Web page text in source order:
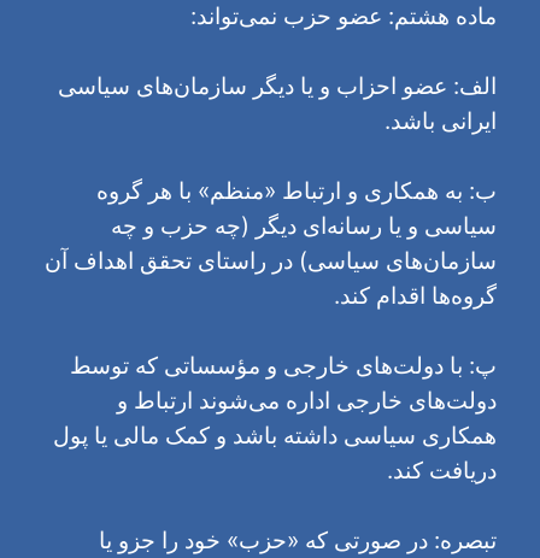
ماده هشتم: عضو حزب نمى‌تواند:
الف: عضو احزاب و یا دیگر سازمان‌های سیاسی
ایرانی باشد.
ب: به همکاری و ارتباط «منظم» با هر گروه
سیاسی و یا رسانه‌ای دیگر (چه حزب و چه
سازمان‌های سیاسی) در راستای تحقق اهداف آن
گروه‌ها اقدام کند.
پ: با دولت‌های خارجی و مؤسساتی که توسط
دولت‌های خارجی اداره می‌شوند ارتباط و
همکاری سیاسی داشته باشد و کمک مالی یا پول
دریافت کند.
تبصره: در صورتی که «حزب» خود را جزو یا